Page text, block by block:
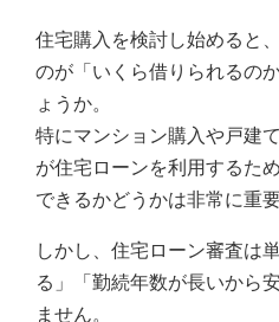
住宅購入を検討し始めると
のが「いくら借りられるの
ょうか。
特にマンション購入や戸建
が住宅ローンを利用するた
できるかどうかは非常に重要
しかし、住宅ローン審査は
る」「勤続年数が長いから
ません。